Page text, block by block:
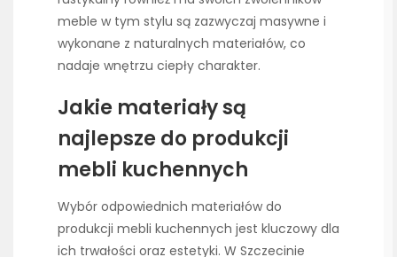
meble w tym stylu są zazwyczaj masywne i
wykonane z naturalnych materiałów, co
nadaje wnętrzu ciepły charakter.
Jakie materiały są
najlepsze do produkcji
mebli kuchennych
Wybór odpowiednich materiałów do
produkcji mebli kuchennych jest kluczowy dla
ich trwałości oraz estetyki. W Szczecinie